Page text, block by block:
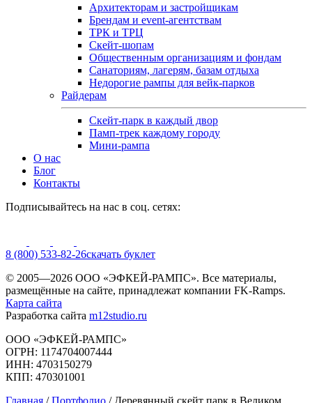
Архитекторам и застройщикам
Брендам и event-агентствам
ТРК и ТРЦ
Скейт-шопам
Общественным организациям и фондам
Санаториям, лагерям, базам отдыха
Недорогие рампы для вейк-парков
Райдерам
Скейт-парк в каждый двор
Памп-трек каждому городу
Мини-рампа
О нас
Блог
Контакты
Подписывайтесь на нас в соц. сетях:
8 (800) 533-82-26cкачать буклет
© 2005—2026 ООО «ЭФКЕЙ-РАМПС». Все материалы,
размещённые на сайте, принадлежат компании FK-Ramps.
Карта сайта
Разработка сайта m12studio.ru
ООО «ЭФКЕЙ-РАМПС»
ОГРН: 1174704007444
ИНН: 4703150279
КПП: 470301001
Главная /Портфолио / Деревянный скейт парк в Великом